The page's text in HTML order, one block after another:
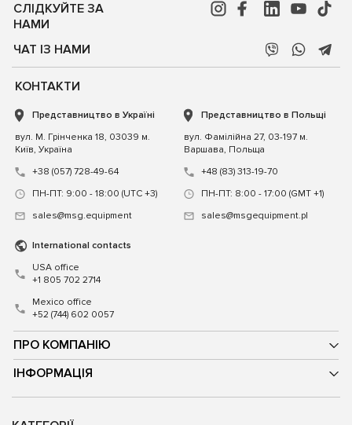
СЛІДКУЙТЕ ЗА
НАМИ
ЧАТ ІЗ НАМИ
ПРО КОМПАНІЮ
ІНФОРМАЦІЯ
КОНТАКТИ
Представництво в Україні
вул. М. Грінченка 18, 03039 м.
Київ, Україна
+38 (057) 728-49-64
ПН-ПТ: 9:00 - 18:00 (UTC +3)
sales@msg.equipment
Представництво в Польщі
вул. Фамілійна 27, 03-197 м.
Варшава, Польща
+48 (83) 313-19-70
ПН-ПТ: 8:00 - 17:00 (GMT +1)
sales@msgequipment.pl
International contacts
USA office
+1 805 702 2714
Mexico office
+52 (744) 602 0057